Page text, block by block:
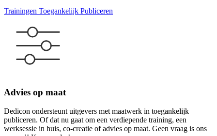
Trainingen Toegankelijk Publiceren
Advies op maat
Dedicon ondersteunt uitgevers met maatwerk in toegankelijk
publiceren. Of dat nu gaat om een verdiepende training, een
werksessie in huis, co-creatie of advies op maat. Geen vraag is ons